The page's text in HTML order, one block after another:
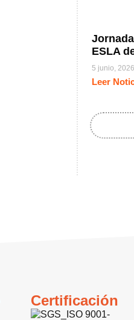
ESLA
5 junio, 2026
Leer
Certificación